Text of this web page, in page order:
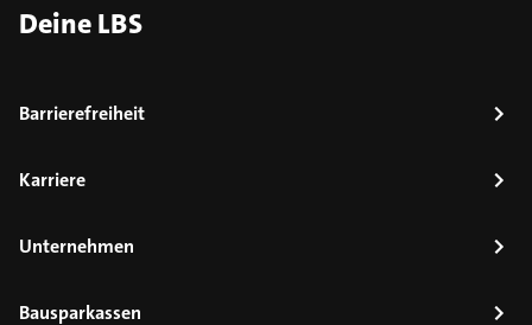
Deine LBS
Barrierefreiheit
Karriere
Unternehmen
Bausparkassen